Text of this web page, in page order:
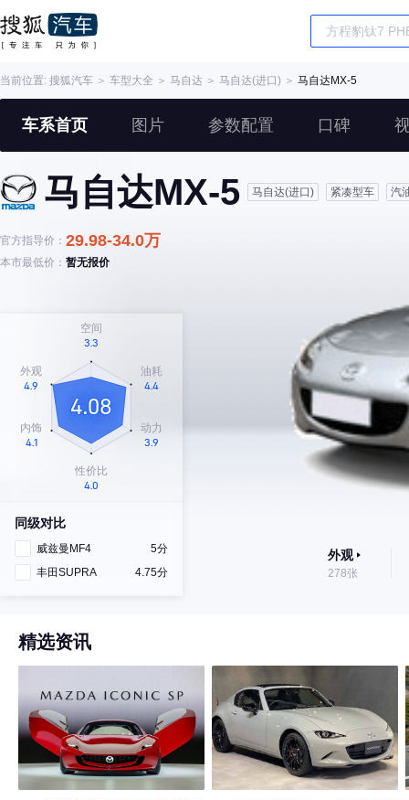
当前位置: 搜狐汽车 ＞ 车型大全 ＞ 马自达 ＞ 马自达(进口) ＞ 马自达MX-5
车系首页 图片 参数配置 口碑
马自达MX-5 马自达(进口) 紧凑型车 汽
官方指导价： 29.98-34.0万
本市最低价： 暂无报价
同级对比
威兹曼MF4
5分
丰田SUPRA
4.75分
外观
278张
精选资讯